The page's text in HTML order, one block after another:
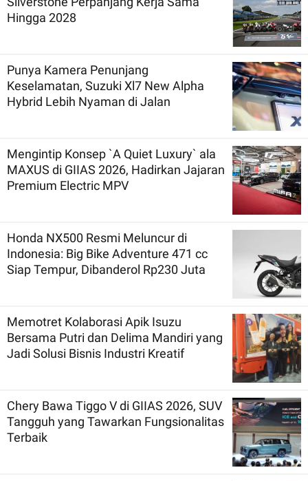
Hingga 2028
Punya Kamera Penunjang
Keselamatan, Suzuki Xl7 New Alpha
Hybrid Lebih Nyaman di Jalan
Mengintip Konsep `A Quiet Luxury` ala
MAXUS di GIIAS 2026, Hadirkan Jajaran
Premium Electric MPV
Honda NX500 Resmi Meluncur di
Indonesia: Big Bike Adventure 471 cc
Siap Tempur, Dibanderol Rp230 Juta
Memotret Kolaborasi Apik Isuzu
Bersama Putri dan Delima Mandiri yang
Jadi Solusi Bisnis Industri Kreatif
Chery Bawa Tiggo V di GIIAS 2026, SUV
Tangguh yang Tawarkan Fungsionalitas
Terbaik